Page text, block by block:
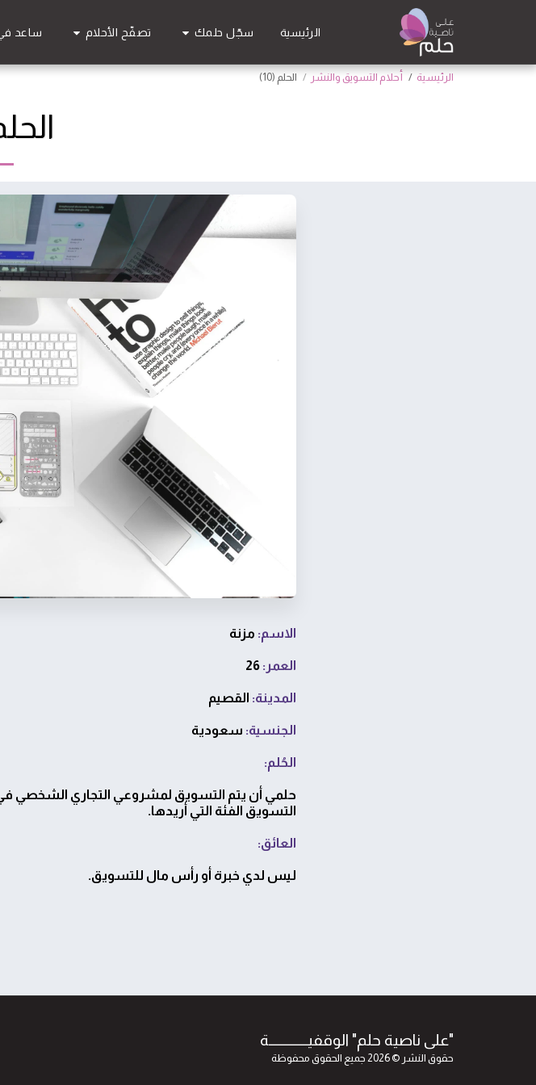
الرئيسية سجّل حلمك تصفّح الأحلام ساعد
الرئيسية أحلام التسويق والنشر الحلم (10)
الاسم: مزنة
العمر:
المدينة: القصيم
الجنسية: سعودية
الحُلم:
حلمي أن يتم التسويق لمشروعي التجاري الشخصي
التسويق الفئة التي أريدها.
العائق:
ليس لدي خبرة أو رأس مال للتسويق.
"على ناصية حلم" الوقفيــــــــــــة
حقوق النشر © 2026 جميع الحقوق محفوظة